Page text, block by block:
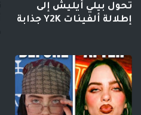
تحول بيلي أيليش إلى
إطلالة ألفينات Y2K جذابة